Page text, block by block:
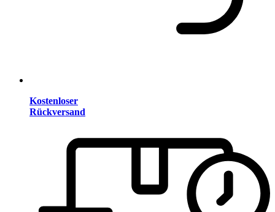
Kostenloser
Rückversand